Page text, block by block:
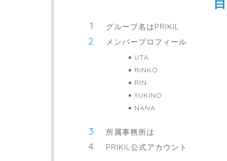
グループ名はPRIKIL
メンバープロフィール
UTA
RINKO
RIN
YUKINO
NANA
所属事務所は
PRIKIL公式アカウント